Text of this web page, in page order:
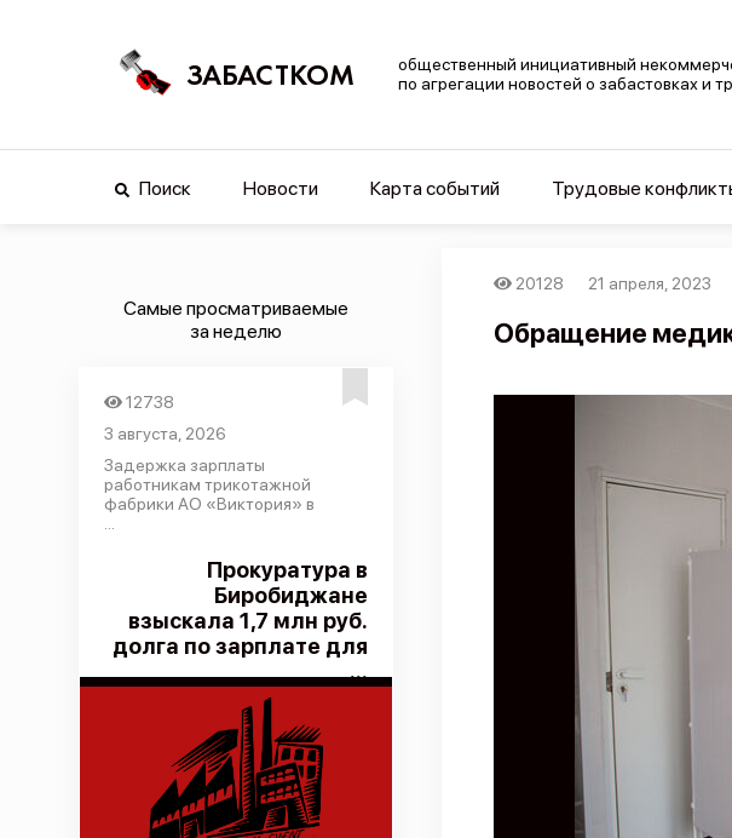
ЗАБАСТКОМ
общественный инициативный
по агрегации новостей о забастовках и
Поиск Новости Карта событий Трудовые
Самые просматриваемые
за неделю
12738
3 августа, 2026
Задержка зарплаты
работникам трикотажной
фабрики АО «Виктория» в
Прокуратура в
Биробиджане
взыскала 1,7 млн руб.
долга по зарплате для
...
20128 21 апреля, 2023
Обращение